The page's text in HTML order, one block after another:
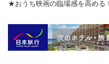
★おうち映画の臨場感を高める